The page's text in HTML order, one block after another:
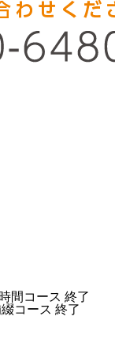
間コース 終了
コース 終了